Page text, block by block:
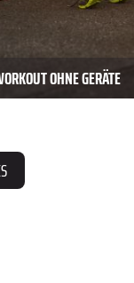
OHNE GERÄTE